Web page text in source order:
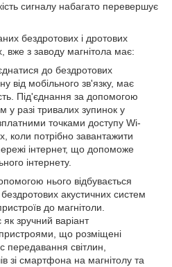
сигналу набагато перевершує
бездротових і дротових
вже з заводу магнітола має:
до бездротових
від мобільного зв'язку, має
Під'єднання за допомогою
разі тривалих зупинок у
точками доступу Wi-
коли потрібно завантажити
інтернет, що допоможе
інтернету.
нього відбувається
акустичних систем
до магнітоли.
зручний варіант
що розміщені
передавання світлин,
зі смартфона на магнітолу та